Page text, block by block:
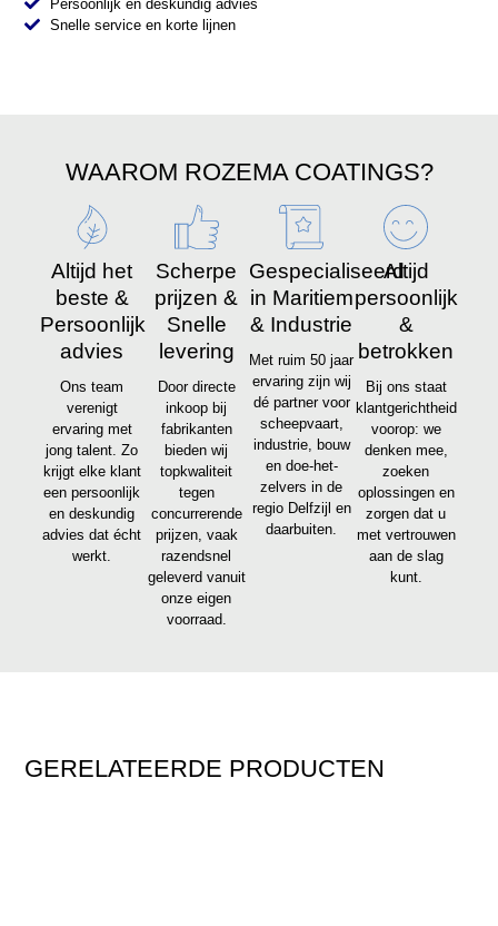
Persoonlijk en deskundig advies
Snelle service en korte lijnen
WAAROM ROZEMA COATINGS?
Altijd het
beste &
Persoonlijk
advies
Ons team
verenigt
ervaring met
jong talent. Zo
krijgt elke klant
een persoonlijk
en deskundig
advies dat écht
werkt.
Scherpe
prijzen &
Snelle
levering
Door directe
inkoop bij
fabrikanten
bieden wij
topkwaliteit
tegen
concurrerende
prijzen, vaak
razendsnel
geleverd vanuit
onze eigen
voorraad.
Gespecialiseerd
in Maritiem
& Industrie
Met ruim 50 jaar
ervaring zijn wij
dé partner voor
scheepvaart,
industrie, bouw
en doe-het-
zelvers in de
regio Delfzijl en
daarbuiten.
Altijd
persoonlijk
&
betrokken
Bij ons staat
klantgerichtheid
voorop: we
denken mee,
zoeken
oplossingen en
zorgen dat u
met vertrouwen
aan de slag
kunt.
GERELATEERDE PRODUCTEN